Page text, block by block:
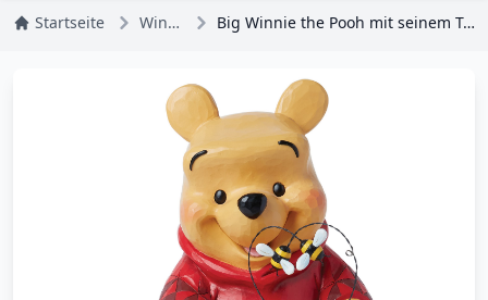
Startseite Winnie Puuh Big Winnie the Pooh mit seinem Topf Honig – Disney Traditions